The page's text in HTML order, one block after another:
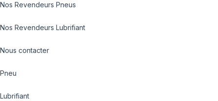
Nos Revendeurs Pneus
Nos Revendeurs Lubrifiant
Nous contacter
Pneu
Lubrifiant